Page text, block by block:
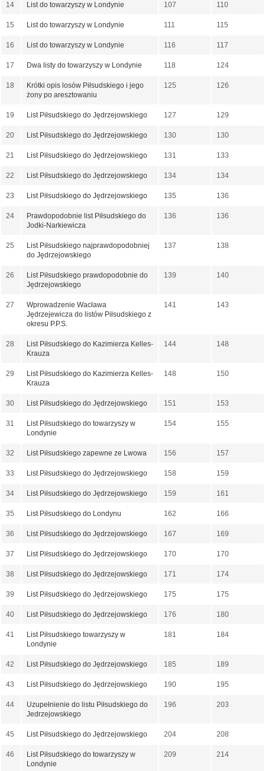
14 List do towarzyszy w Londynie 107 110
15 List do towarzyszy w Londynie 111 115
16 List do towarzyszy w Londynie 116 117
17 Dwa listy do towarzyszy w Londynie 118 124
18
Krótki opis losów Piłsudskiego i jego
żony po aresztowaniu
125 126
19 List Piłsudskiego do Jędrzejowskiego 127 129
20 List Piłsudskiego do Jędrzejowskiego 130 130
21 List Piłsudskiego do Jędrzejowskiego 131 133
22 List Piłsudskiego do Jędrzejowskiego 134 134
23 List Piłsudskiego do Jędrzejowskiego 135 136
24
Prawdopodobnie list Piłsudskiego do
Jodki-Narkiewicza
136 136
25
List Piłsudskiego najprawdopodobniej
do Jędrzejowskiego
137 138
26
List Piłsudskiego prawdopodobnie do
Jędrzejowskiego
139 140
27
Wprowadzenie Wacława
Jędrzejewicza do listów Piłsudskiego z
okresu P.P.S.
141 143
28
List Piłsudskiego do Kazimierza Kelles-
Krauza
144 148
29
List Piłsudskiego do Kazimierza Kelles-
Krauza
148 150
30 List Piłsudskiego do Jędrzejowskiego 151 153
31
List Piłsudskiego do towarzyszy w
Londynie
154 155
32 List Piłsudskiego zapewne ze Lwowa 156 157
33 List Piłsudskiego do Jędrzejowskiego 158 159
34 List Piłsudskiego do Jędrzejowskiego 159 161
35 List Piłsudskiego do Londynu 162 166
36 List Piłsudskiego do Jędrzejowskiego 167 169
37 List Piłsudskiego do Jędrzejowskiego 170 170
38 List Piłsudskiego do Jędrzejowskiego 171 174
39 List Piłsudskiego do Jędrzejowskiego 175 175
40 List Piłsudskiego do Jędrzejowskiego 176 180
41
List Piłsudskiego towarzyszy w
Londynie
181 184
42 List Piłsudskiego do Jędrzejowskiego 185 189
43 List Piłsudskiego do Jędrzejowskiego 190 195
44
Uzupełnienie do listu Piłsudskiego do
Jedrzejowskiego
196 203
45 List Piłsudskiego do Jędrzejowskiego 204 208
46
List Piłsudskiego do towarzyszy w
Londynie
209 214